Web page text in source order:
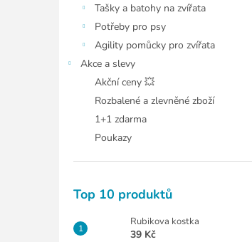
Tašky a batohy na zvířata
Potřeby pro psy
Agility pomůcky pro zvířata
Akce a slevy
Akční ceny 💥
Rozbalené a zlevněné zboží
1+1 zdarma
Poukazy
Top 10 produktů
Rubikova kostka
39 Kč